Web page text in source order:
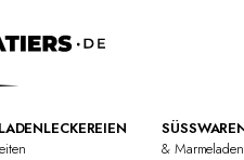
SÜSSWAREN
& Marmeladen